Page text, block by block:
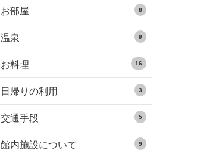
お部屋 8
温泉 9
お料理 16
日帰りの利用 3
交通手段 5
館内施設について 9